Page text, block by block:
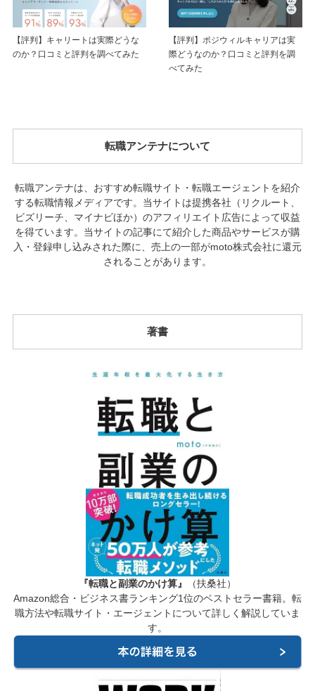
【評判】キャリートは実際どうな
のか？口コミと評判を調べてみた
【評判】ポジウィルキャリアは実
際どうなのか？口コミと評判を調
べてみた
転職アンテナについて
転職アンテナは、おすすめ転職サイト・転職エージェントを紹介
する転職情報メディアです。当サイトは提携各社（リクルート、
ビズリーチ、マイナビほか）のアフィリエイト広告によって収益
を得ています。当サイトの記事にて紹介した商品やサービスが購
入・登録申し込みされた際に、売上の一部がmoto株式会社に還元
されることがあります。
著書
『転職と副業のかけ算』
（扶桑社）
Amazon総合・ビジネス書ランキング1位のベストセラー書籍。転
職方法や転職サイト・エージェントについて詳しく解説していま
す。